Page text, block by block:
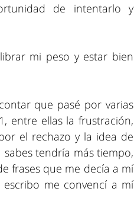
de intentarlo y
mi peso y estar bien
que pasé por varias
entre ellas la frustración,
el rechazo y la idea de
tendría más tiempo,
frases que me decía a mí
me convencí a mí